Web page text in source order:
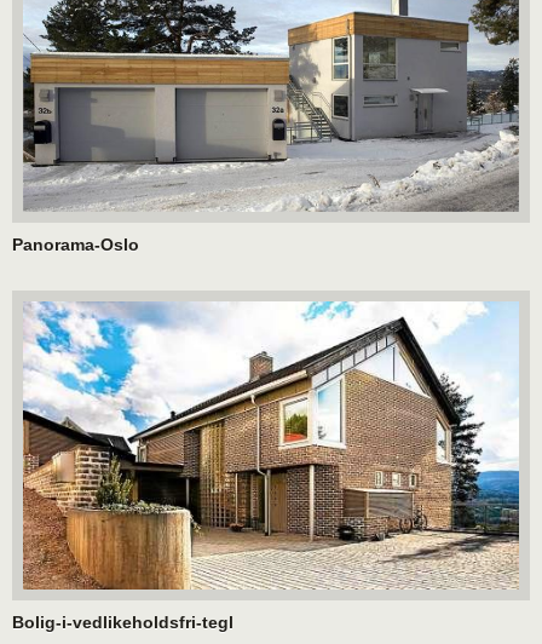
Panorama-Oslo
Bolig-i-vedlikeholdsfri-tegl